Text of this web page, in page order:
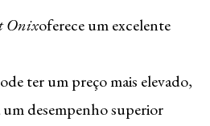
Onixoferece um excelente
ter um preço mais elevado,
desempenho superior